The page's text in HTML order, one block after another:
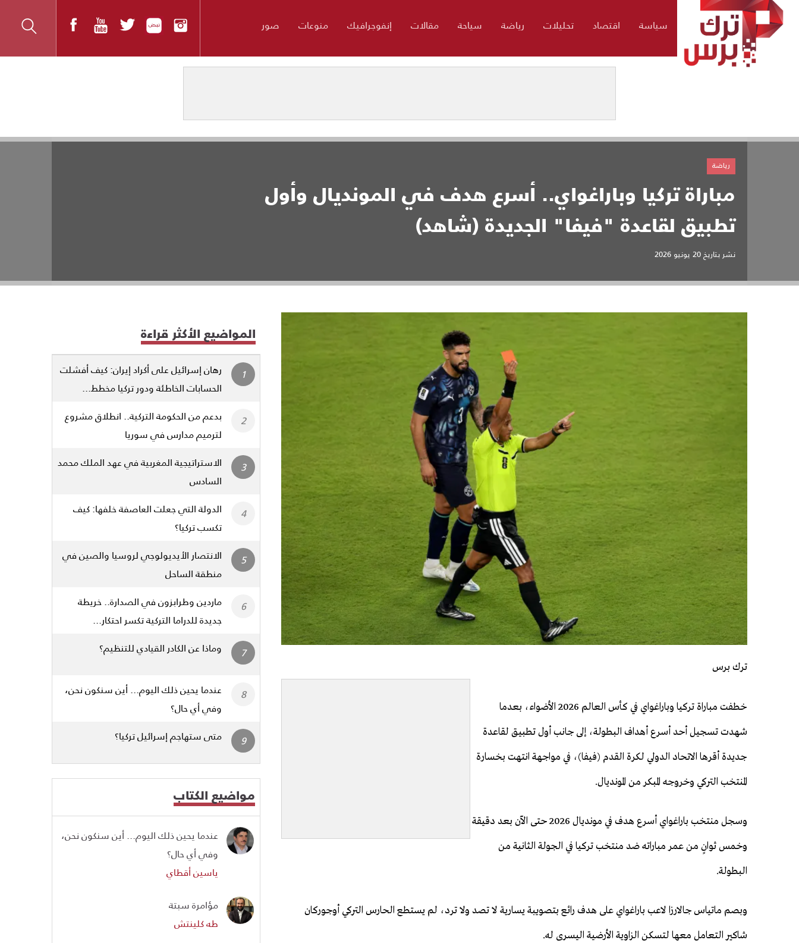
سياسة اقتصاد تحليلات رياضة سياحة مقالات إنفوجرافيك منوعات صور
مباراة تركيا وباراغواي.. أسرع هدف في المونديال وأول
تطبيق لقاعدة "فيفا" الجديدة (شاهد)
نشر بتاريخ20 يونيو 2026
رياضة
ترك برس
خطفت مباراة تركيا وباراغواي في كأس العالم 2026 الأضواء، بعدما
شهدت تسجيل أحد أسرع أهداف البطولة، إلى جانب أول تطبيق لقاعدة
جديدة أقرها الاتحاد الدولي لكرة القدم (فيفا)، في مواجهة انتهت بخسارة
المنتخب التركي وخروجه المبكر من المونديال.
وسجل منتخب باراغواي أسرع هدف في مونديال 2026 حتى الآن بعد دقيقة
وخمس ثوانٍ من عمر مباراته ضد منتخب تركيا في الجولة الثانية من
البطولة.
وبصم ماتياس جالارزا لاعب باراغواي على هدف رائع بتصويبة يسارية لا تصد ولا ترد، لم يستطع الحارس التركي أوجوركان
شاكير التعامل معها لتسكن الزاوية الأرضية اليسرى له.
المواضيع الأكثر قراءة
رهان إسرائيل على أكراد إيران: كيف أفشلت
الحسابات الخاطئة ودور تركيا مخطط...
بدعم من الحكومة التركية.. انطلاق مشروع
لترميم مدارس في سوريا
الاستراتيجية المغربية في عهد الملك محمد
السادس
الدولة التي جعلت العاصفة خلفها: كيف
تكسب تركيا؟
الانتصار الأيديولوجي لروسيا والصين في
منطقة الساحل
ماردين وطرابزون في الصدارة.. خريطة
جديدة للدراما التركية تكسر احتكار...
وماذا عن الكادر القيادي للتنظيم؟
عندما يحين ذلك اليوم... أين سنكون نحن،
وفي أي حال؟
متى ستهاجم إسرائيل تركيا؟
مواضيع الكتاب
عندما يحين ذلك اليوم... أين سنكون نحن،
وفي أي حال؟
ياسين أقطاي
مؤامرة سبتة
طه كلينتش